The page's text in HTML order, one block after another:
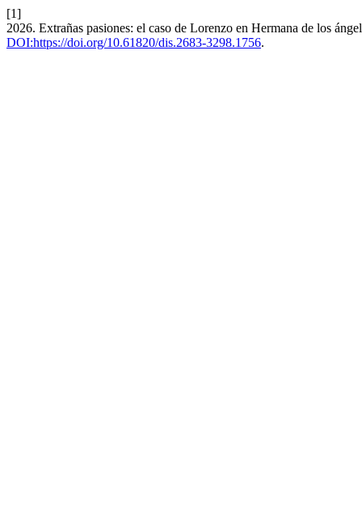
[1]
2026. Extrañas pasiones: el caso de Lorenzo en Hermana de los
DOI:https://doi.org/10.61820/dis.2683-3298.1756.